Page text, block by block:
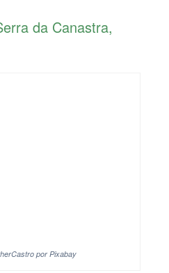
da Canastra,
por Pixabay